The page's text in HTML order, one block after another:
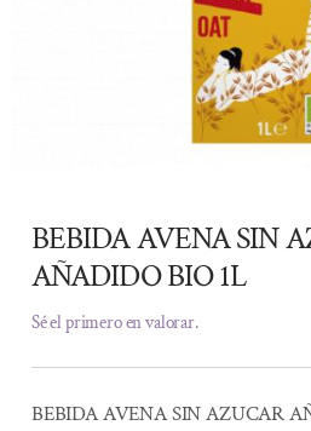
BEBIDA AVENA SIN
AÑADIDO BIO 1L
Sé el primero en valorar.
BEBIDA AVENA SIN AZUCAR